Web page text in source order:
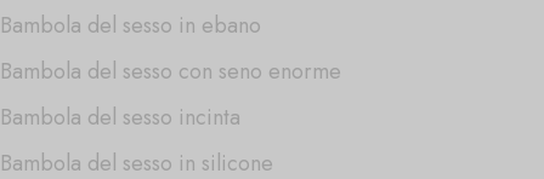
Bambola del sesso in ebano
Bambola del sesso con seno enorme
Bambola del sesso incinta
Bambola del sesso in silicone